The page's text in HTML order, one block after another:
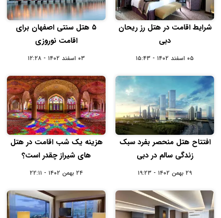
شرایط اقامت در هتل رز ریحان
دبی
۰۵ اسفند ۱۴۰۲ - ۱۵:۴۳
۵ هتل سنتی اصفهان برای
اقامت نوروزی
۰۳ اسفند ۱۴۰۲ - ۱۲:۲۸
افتتاح هتل منحصر بفرد سبک
زندگی سالم در دبی
۲۹ بهمن ۱۴۰۲ - ۱۹:۲۳
هزینه یک شب اقامت در هتل
های شیراز چقدر است؟
۲۴ بهمن ۱۴۰۲ - ۲۲:۱۱